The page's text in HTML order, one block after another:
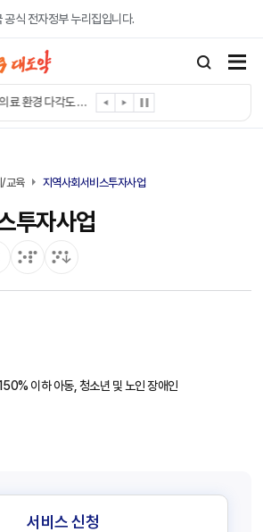
공식 전자정부 누리집입니다.
총량제’ 개편 운영
완주군 청소년, 초록우산 지원으로 치과 치료
완주군, 읍·면별 의료 환경 다각도 진단한다
완주군, 모바일 헬스케어 “내 건강 변화 직접 확인”
전북은행, 완주군에 ‘시원키트’ 60세트 기탁
완주 봉동읍, 희망나눔가게·행복빨래방 만족도 조사
/교육 지역사회서비스투자사업
투자사업
이하 아동, 청소년 및 노인 장애인
서비스 신청